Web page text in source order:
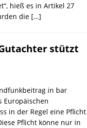
hieß es in Artikel 27
die […]
stützt
in bar
Europäischen
in der Regel eine Pflicht
Pflicht könne nur in